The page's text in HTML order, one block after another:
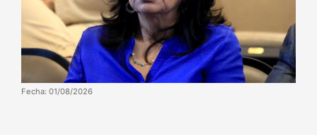
Fecha: 01/08/2026